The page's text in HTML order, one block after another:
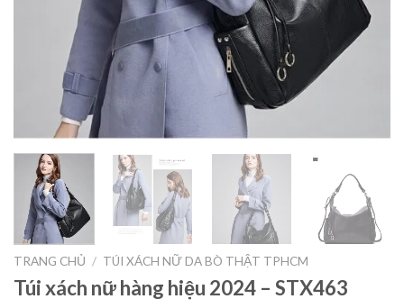
TRANG CHỦ / TÚI XÁCH NỮ DA BÒ THẬT TPHCM
Túi xách nữ hàng hiệu 2024 – STX463